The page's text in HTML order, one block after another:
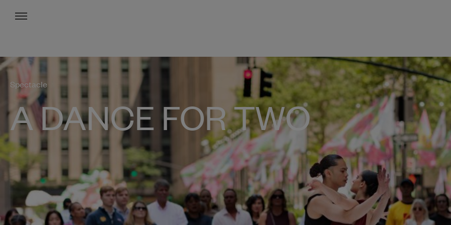
Menu
Spectacle
A DANCE FOR TWO